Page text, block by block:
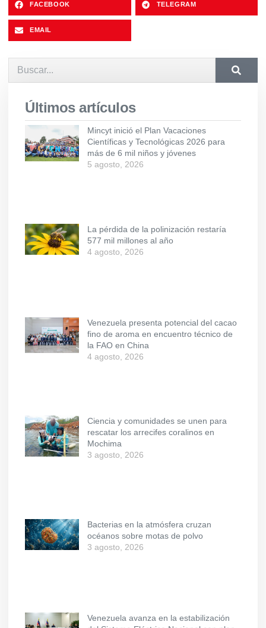
FACEBOOK TELEGRAM
EMAIL
Últimos artículos
Mincyt inició el Plan Vacaciones
Científicas y Tecnológicas 2026 para
más de 6 mil niños y jóvenes
5 agosto, 2026
La pérdida de la polinización restaría
577 mil millones al año
4 agosto, 2026
Venezuela presenta potencial del cacao
fino de aroma en encuentro técnico de
la FAO en China
4 agosto, 2026
Ciencia y comunidades se unen para
rescatar los arrecifes coralinos en
Mochima
3 agosto, 2026
Bacterias en la atmósfera cruzan
océanos sobre motas de polvo
3 agosto, 2026
Venezuela avanza en la estabilización